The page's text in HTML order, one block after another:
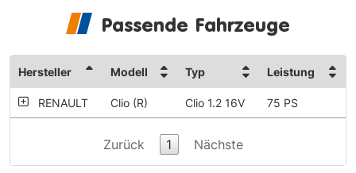
Passende Fahrzeuge
Hersteller Modell Typ Leistung
RENAULT Clio (R) Clio 1.2 16V 75 PS
Zurück 1 Nächste